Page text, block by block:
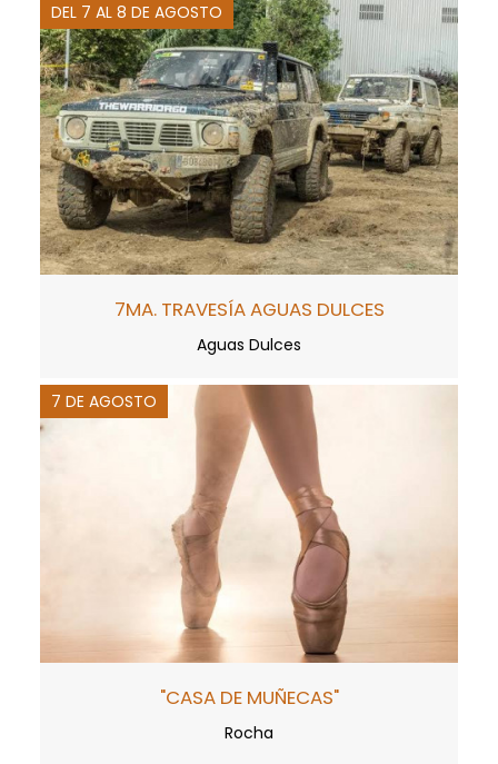
DEL 7 AL 8 DE AGOSTO
7MA. TRAVESÍA AGUAS DULCES
Aguas Dulces
7 DE AGOSTO
"CASA DE MUÑECAS"
Rocha